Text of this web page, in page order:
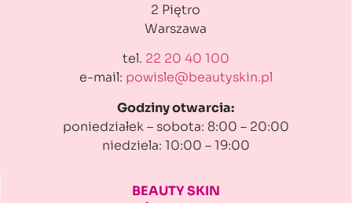
2 Piętro
Warszawa
tel. 22 20 40 100
e-mail: powisle@beautyskin.pl
Godziny otwarcia:
poniedziałek – sobota: 8:00 – 20:00
niedziela: 10:00 – 19:00
BEAUTY SKIN